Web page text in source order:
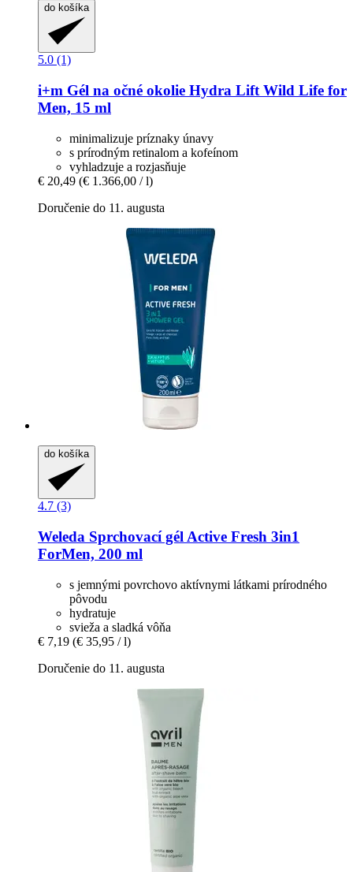
do košíka
5.0 (1)
i+m Gél na očné okolie Hydra Lift Wild Life for
Men, 15 ml
minimalizuje príznaky únavy
s prírodným retinalom a kofeínom
vyhladzuje a rozjasňuje
€ 20,49 (€ 1.366,00 / l)
Doručenie do 11. augusta
do košíka
4.7 (3)
Weleda Sprchovací gél Active Fresh 3in1
ForMen, 200 ml
s jemnými povrchovo aktívnymi látkami prírodného
pôvodu
hydratuje
svieža a sladká vôňa
€ 7,19 (€ 35,95 / l)
Doručenie do 11. augusta